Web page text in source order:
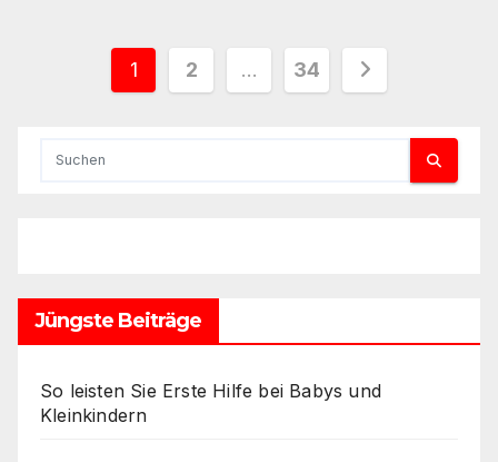
Seitennummerierung
Beiträge
1 2 … 34
Jüngste Beiträge
So leisten Sie Erste Hilfe bei Babys und
Kleinkindern